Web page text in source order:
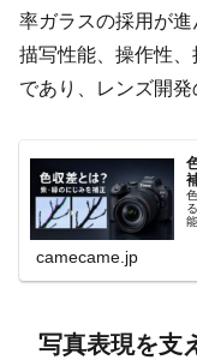
率ガラスの採用が進
描写性能、操作性
であり、レンズ開発
camecame.jp
写真表現を支